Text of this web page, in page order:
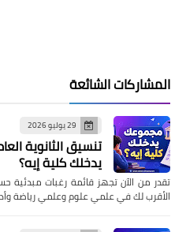
المشاركات الشائعة
29 يوليو 2026
يدخلك كلية إيه؟
تقدر من الآن تجهز قائمة رغبات
الأقرب لك في علمي علوم وعلمي رياضة